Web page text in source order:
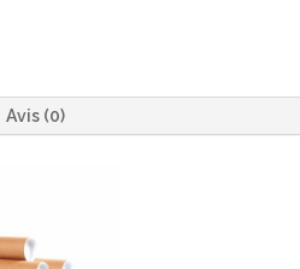
Avis (0)